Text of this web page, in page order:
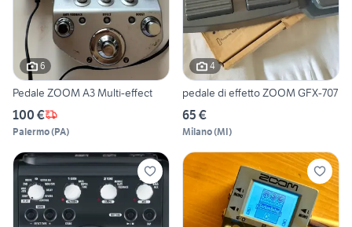
6
Pedale ZOOM A3 Multi-effect
100 €
Palermo(PA)
4
pedale di effetto ZOOM GFX-707
65 €
Milano(MI)